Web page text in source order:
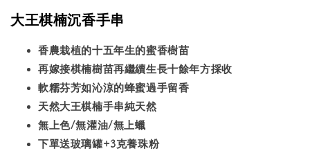
大王棋楠沉香手串
香農栽植的十五年生的蜜香樹苗
再嫁接棋楠樹苗再繼續生長十餘年方採收
軟糯芬芳如沁涼的蜂蜜過手留香
天然大王棋楠手串純天然
無上色/無灌油/無上蠟
下單送玻璃罐+3克養珠粉